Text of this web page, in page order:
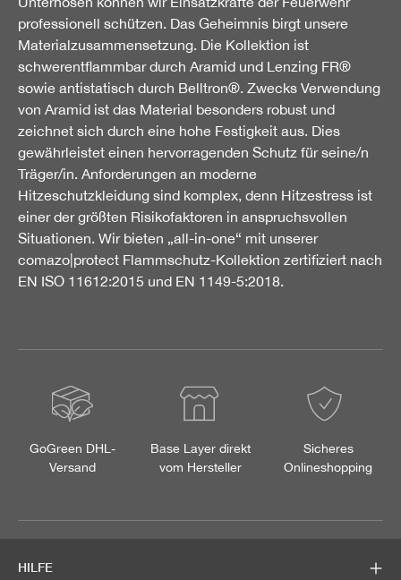
professionell schützen. Das Geheimnis birgt unsere
Materialzusammensetzung. Die Kollektion ist
schwerentflammbar durch Aramid und Lenzing FR®
sowie antistatisch durch Belltron®. Zwecks Verwendung
von Aramid ist das Material besonders robust und
zeichnet sich durch eine hohe Festigkeit aus. Dies
gewährleistet einen hervorragenden Schutz für seine/n
Träger/in. Anforderungen an moderne
Hitzeschutzkleidung sind komplex, denn Hitzestress ist
einer der größten Risikofaktoren in anspruchsvollen
Situationen. Wir bieten „all-in-one“ mit unserer
comazo|protect Flammschutz-Kollektion zertifiziert nach
EN ISO 11612:2015 und EN 1149-5:2018.
GoGreen DHL-
Versand
Base Layer direkt
vom Hersteller
Sicheres
Onlineshopping
HILFE